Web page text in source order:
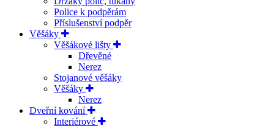
Police k podpěrám
Příslušenství podpěr
Věšáky
Věšákové lišty
Dřevěné
Nerez
Stojanové věšáky
Věšáky
Nerez
Dveřní kování
Interiérové